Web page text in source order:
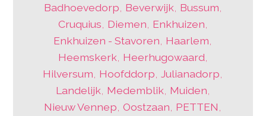
Badhoevedorp Beverwijk Bussum
Cruquius Diemen Enkhuizen
Enkhuizen - Stavoren Haarlem
Heemskerk Heerhugowaard
Hilversum Hoofddorp ,Julianadorp
Landelijk Medemblik Muiden
Nieuw Vennep ,Oostzaan PETTEN